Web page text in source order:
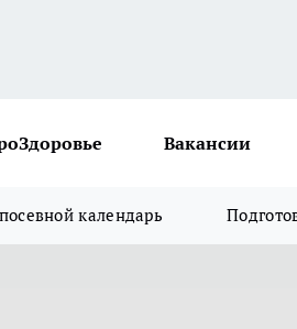
Вакансии
календарь